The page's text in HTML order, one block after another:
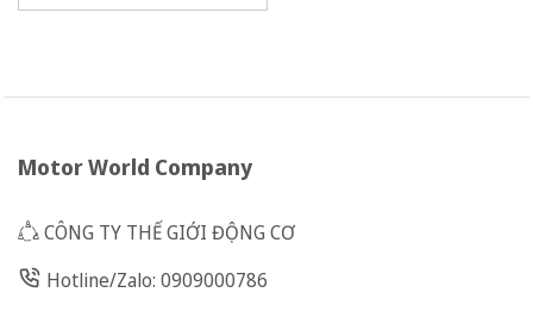
Motor World Company
CÔNG TY THẾ GIỚI ĐỘNG CƠ
Hotline/Zalo: 0909000786